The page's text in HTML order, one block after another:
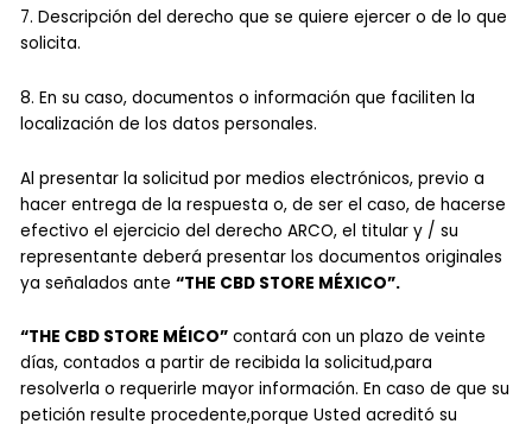
7. Descripción del derecho que se quiere ejercer o de lo que
solicita.
8. En su caso, documentos o información que faciliten la
localización de los datos personales.
Al presentar la solicitud por medios electrónicos, previo a
hacer entrega de la respuesta o, de ser el caso, de hacerse
efectivo el ejercicio del derecho ARCO, el titular y / su
representante deberá presentar los documentos originales
ya señalados ante“THE CBD STORE MÉXICO”.
“THE CBD STORE MÉICO” contará con un plazo de veinte
días, contados a partir de recibida la solicitud,para
resolverla o requerirle mayor información. En caso de que su
petición resulte procedente,porque Usted acreditó su